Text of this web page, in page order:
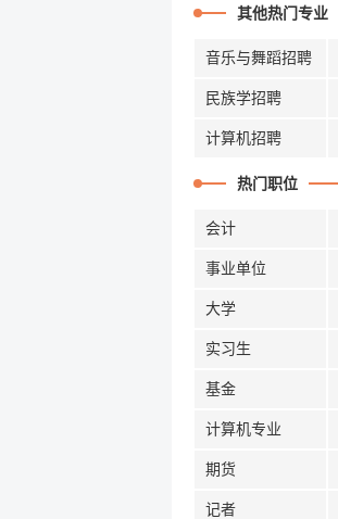
其他热门专业
音乐与舞蹈招聘
民族学招聘
计算机招聘
热门职位
会计
事业单位
大学
实习生
基金
计算机专业
期货
记者